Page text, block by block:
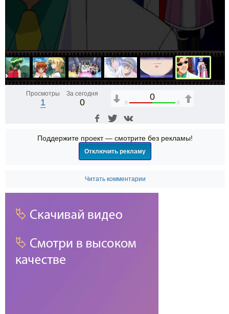
Просмотры
1
За сегодня
0
0
0 0
Поддержите проект — смотрите без рекламы!
Отключить рекламу
Читать комментарии